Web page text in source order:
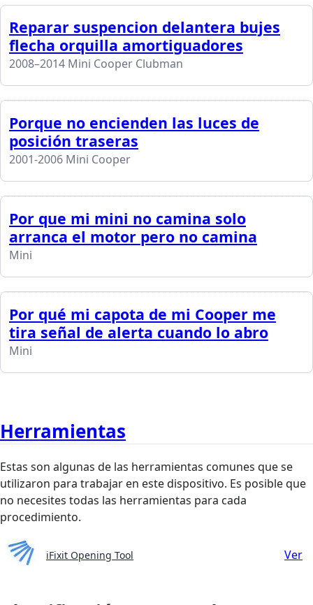
Reparar suspencion delantera bujes
flecha orquilla amortiguadores
2008–2014 Mini Cooper Clubman
Porque no encienden las luces de
posición traseras
2001-2006 Mini Cooper
Por que mi mini no camina solo
arranca el motor pero no camina
Mini
Por qué mi capota de mi Cooper me
tira señal de alerta cuando lo abro
Mini
Herramientas
Estas son algunas de las herramientas comunes que se
utilizaron para trabajar en este dispositivo. Es posible que
no necesites todas las herramientas para cada
procedimiento.
iFixit Opening Tool Ver